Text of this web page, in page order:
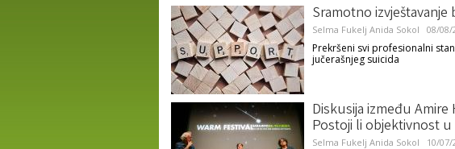
Sramotno izvještavanje
Selma Fukelj Anida Sokol 08/08/
Prekršeni svi profesionalni
jučerašnjeg suicida
Diskusija između Amire
Postoji li objektivnost
Selma Fukelj Anida Sokol 10/07/